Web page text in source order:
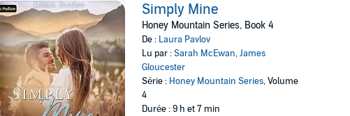
Simply Mine
Honey Mountain Series, Book 4
De : Laura Pavlov
Lu par :Sarah McEwan,James
Gloucester
Série : Honey Mountain Series, Volume
4
Durée : 9 h et 7 min